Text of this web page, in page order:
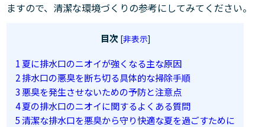
ますので、清潔な環境づくりの参考にしてみてください。
目次 [非表示]
1 夏に排水口のニオイが強くなる主な原因
2排水口の悪臭を断ち切る具体的な掃除手順
3悪臭を発生させないための予防と注意点
4夏の排水口のニオイに関するよくある質問
5清潔な排水口を悪臭から守り快適な夏を過ごすために